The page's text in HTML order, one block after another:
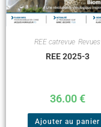
REE catrevue Revues
REE 2025-3
36.00€
Ajouter au panier